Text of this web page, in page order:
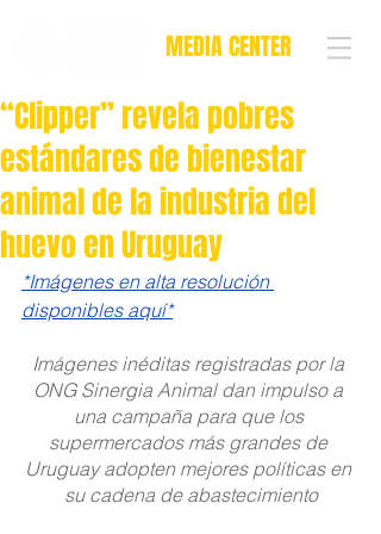
MEDIA CENTER
“Clipper” revela pobres
estándares de bienestar
animal de la industria del
huevo en Uruguay
*Imágenes en alta resolución
disponibles aquí*
Imágenes inéditas registradas por la
ONG Sinergia Animal dan impulso a
una campaña para que los
supermercados más grandes de
Uruguay adopten mejores políticas en
su cadena de abastecimiento